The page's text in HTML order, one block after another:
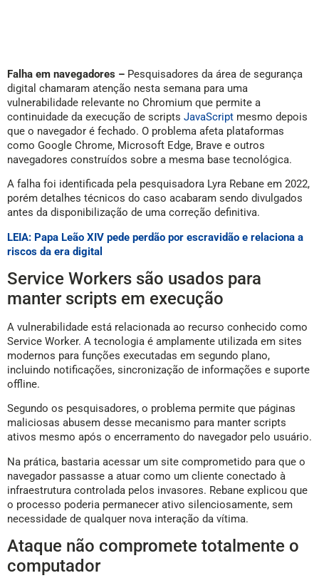
Falha em navegadores – Pesquisadores da área de segurança
digital chamaram atenção nesta semana para uma
vulnerabilidade relevante no Chromium que permite a
continuidade da execução de scripts JavaScript mesmo depois
que o navegador é fechado. O problema afeta plataformas
como Google Chrome, Microsoft Edge, Brave e outros
navegadores construídos sobre a mesma base tecnológica.
A falha foi identificada pela pesquisadora Lyra Rebane em 2022,
porém detalhes técnicos do caso acabaram sendo divulgados
antes da disponibilização de uma correção definitiva.
LEIA: Papa Leão XIV pede perdão por escravidão e relaciona a
riscos da era digital
Service Workers são usados para
manter scripts em execução
A vulnerabilidade está relacionada ao recurso conhecido como
Service Worker. A tecnologia é amplamente utilizada em sites
modernos para funções executadas em segundo plano,
incluindo notificações, sincronização de informações e suporte
offline.
Segundo os pesquisadores, o problema permite que páginas
maliciosas abusem desse mecanismo para manter scripts
ativos mesmo após o encerramento do navegador pelo usuário.
Na prática, bastaria acessar um site comprometido para que o
navegador passasse a atuar como um cliente conectado à
infraestrutura controlada pelos invasores. Rebane explicou que
o processo poderia permanecer ativo silenciosamente, sem
necessidade de qualquer nova interação da vítima.
Ataque não compromete totalmente o
computador